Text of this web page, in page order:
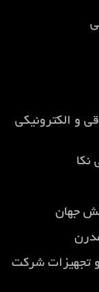
و الكترونيكی
نكا
جهان
و تجهيزات شركت